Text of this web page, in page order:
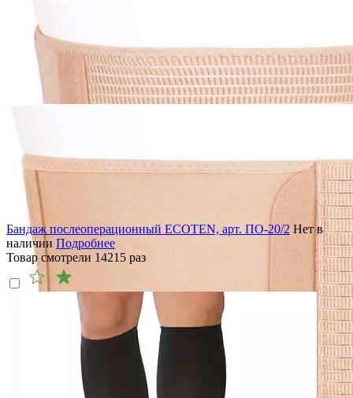
Бандаж послеоперационный ECOTEN, арт. ПО-20/2 Нет в
наличии Подробнее
Товар смотрели 14215 раз